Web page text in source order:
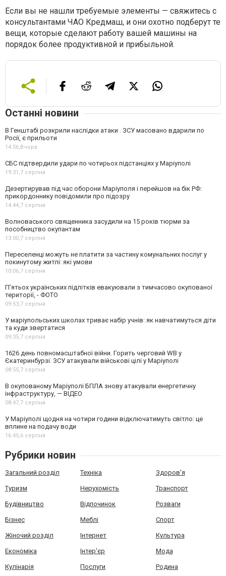
Если вы не нашли требуемые элементы — свяжитесь с
консультантами ЧАО Кредмаш, и они охотно подберут те
вещи, которые сделают работу вашей машины на
порядок более продуктивной и прибыльной.
Останні новини
В Генштабі розкрили наслідки атаки . ЗСУ масовано вдарили по
Росії, є прильоти
14:56,Вчора
СБС підтвердили удари по чотирьох підстанціях у Маріуполі
19:31,7 серпня
Дезертирував під час оборони Маріуполя і перейшов на бік РФ:
прикордоннику повідомили про підозру
14:44,7 серпня
Волноваського священника засудили на 15 років тюрми за
пособництво окупантам
13:00,7 серпня
Переселенці можуть не платити за частину комунальних послуг у
покинутому житлі: які умови
10:06,7 серпня
П’ятьох українських підлітків евакуювали з тимчасово окупованої
території, - ФОТО
09:53,7 серпня
У маріупольських школах триває набір учнів: як навчатимуться діти
та куди звертатися
09:35,7 серпня
1626 день повномасштабної війни. Горить черговий WB у
Єкатеринбурзі. ЗСУ атакували військові цілі у Маріуполі
08:55,7 серпня
В окупованому Маріуполі БПЛА знову атакували енергетичну
інфраструктуру, — ВІДЕО
08:47,7 серпня
У Маріуполі щодня на чотири години відключатимуть світло: це
вплине на подачу води
16:45,6 серпня
Рубрики новин
Загальний розділ Техніка Здоров'я
Туризм Нерухомість Транспорт
Будівництво Відпочинок Розваги
Бізнес Меблі Спорт
Жіночий розділ Інтернет Культура
Економіка Інтер'єр Мода
Кулінарія Послуги Родина